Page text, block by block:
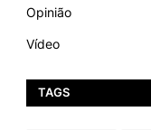
Opinião
Vídeo
TAGS